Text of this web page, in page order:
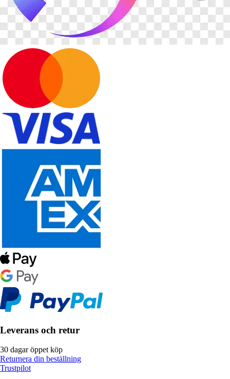
Leverans och retur
30 dagar öppet köp
Returnera din beställning
Trustpilot